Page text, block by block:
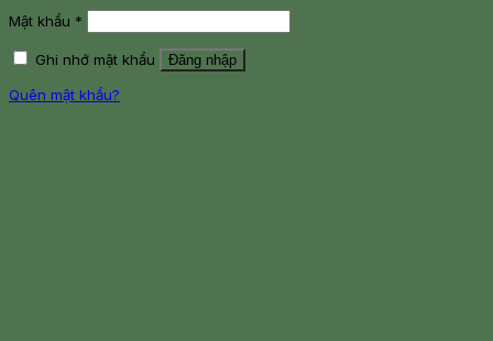
Mật khẩu *
Ghi nhớ mật khẩu Đăng nhập
Quên mật khẩu?